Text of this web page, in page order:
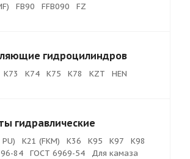
FB90 FFB090 FZ
гидроцилиндров
K73 K74 K75 K78 KZT HEN
гидравлические
K21 (FKM) K36 K95 K97
K98
84
ГОСТ 6969-54 Для камаза